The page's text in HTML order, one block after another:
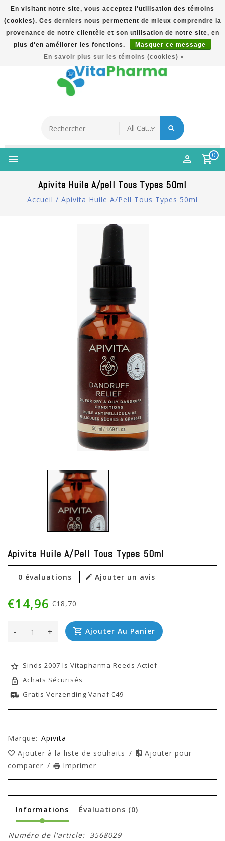
5% Korting Na Aanmelding Op Nieuwsbrief | Gratis
Verzending Vanaf €49 | Online Sinds 2007
Français
0
Apivita Huile A/pell Tous Types 50ml
Accueil / Apivita Huile A/pell Tous Types 50ml
Apivita Huile A/pell Tous Types 50ml
0 évaluations Ajouter un avis
€18,70
€14,96
+
- Ajouter Au Panier
Sinds 2007 Is Vitapharma Reeds Actief
Achats Sécurisés
Gratis Verzending Vanaf €49
Marque: Apivita
Ajouter à la liste de souhaits /
Ajouter pour
comparer / Imprimer
Informations Évaluations (0)
Numéro de l'article: 3568029
En visitant notre site, vous acceptez l'utilisation des témoins
(cookies). Ces derniers nous permettent de mieux comprendre la
provenance de notre clientèle et son utilisation de notre site, en
plus d'en améliorer les fonctions.
Masquer ce message
En savoir plus sur les témoins (cookies) »